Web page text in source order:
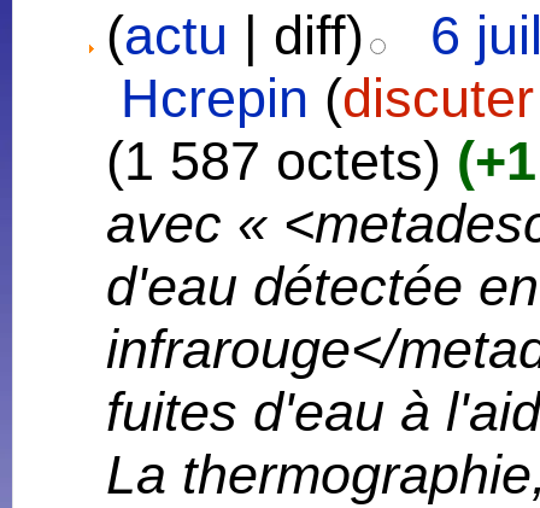
(actu | diff)
6
Hcrepin (discuter
(1 587 octets)
avec «
d'eau détectée
infrarouge</
fuites d'eau à
La